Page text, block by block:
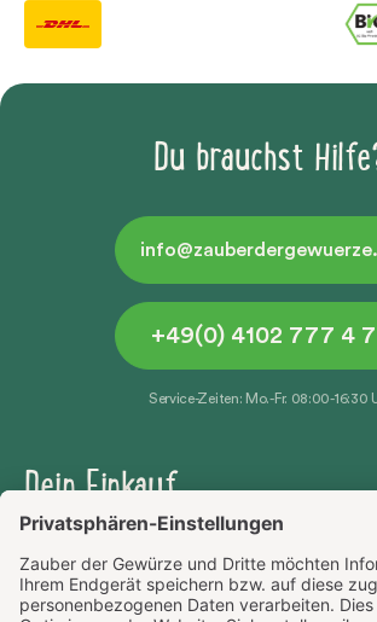
Du brauchst
+49(0) 4102 777 4
Service-Zeiten: Mo.-Fr. 08:00-16:30
Dein Einkauf
Häufige Fragen